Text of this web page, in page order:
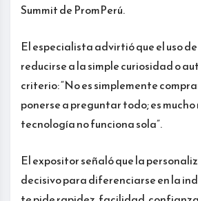
Summit de PromPerú.
El especialista advirtió que el uso
reducirse a la simple curiosidad o
criterio: “No es simplemente
ponerse a preguntar todo; es mucho
tecnología no funciona sola”.
El expositor señaló que la
decisivo para diferenciarse en la